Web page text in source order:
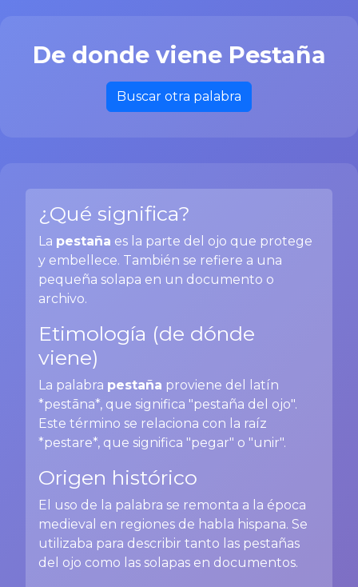
De donde viene Pestaña
Buscar otra palabra
¿Qué significa?
La pestaña es la parte del ojo que protege
y embellece. También se refiere a una
pequeña solapa en un documento o
archivo.
Etimología (de dónde
viene)
La palabra pestaña proviene del latín
*pestāna*, que significa "pestaña del ojo".
Este término se relaciona con la raíz
*pestare*, que significa "pegar" o "unir".
Origen histórico
El uso de la palabra se remonta a la época
medieval en regiones de habla hispana. Se
utilizaba para describir tanto las pestañas
del ojo como las solapas en documentos.